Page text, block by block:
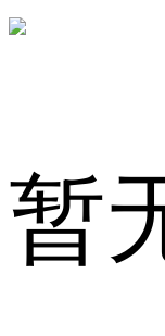
监
暂